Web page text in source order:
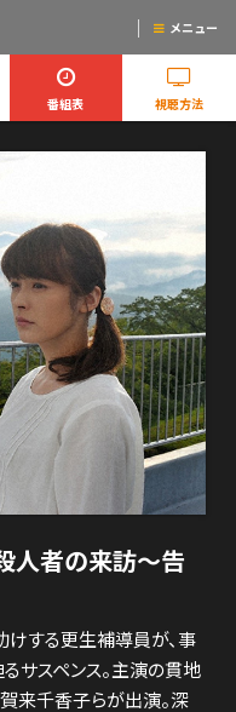
番組表 視聴方法
メニュー
ドメールが使えるYO!
人者の来訪～告
する更生補導員が、事
サスペンス。主演の貫地
来千香子らが出演。深